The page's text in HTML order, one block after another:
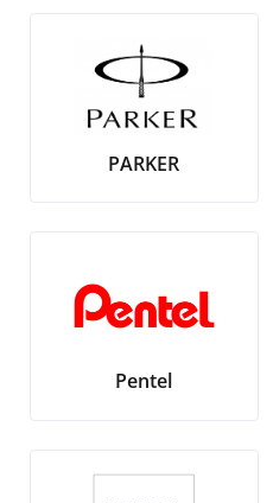
PARKER
Pentel